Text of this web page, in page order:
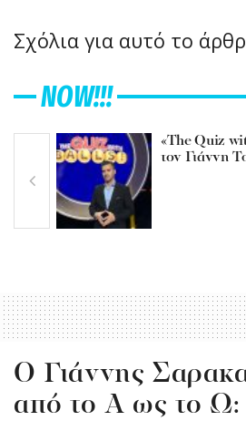
Σχόλια για αυτό το
NOW!!!
«The Quiz
τον Γιάννη
O Γιάννης
από το Α ως το Ω: